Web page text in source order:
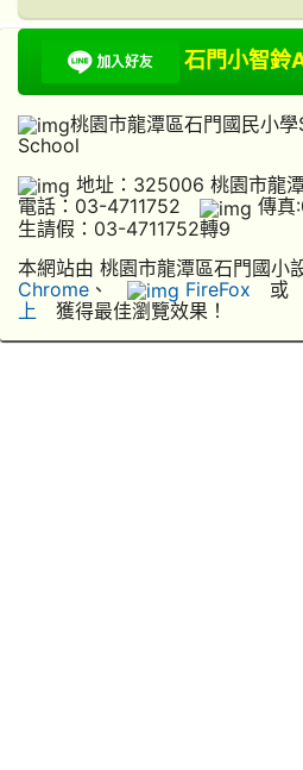
石門小智鈴
桃園市龍潭區石門國民小
School
地址：325006 桃園市龍
電話：03-4711752
傳真
生請假：03-4711752轉9
本網站由 桃園市龍潭區石門國小
Chrome 、 FireFox 或
上 獲得最佳瀏覽效果！